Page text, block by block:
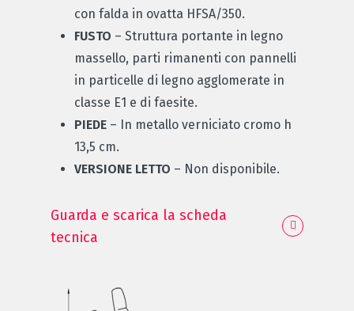
con falda in ovatta HFSA/350.
FUSTO – Struttura portante in legno
massello, parti rimanenti con pannelli
in particelle di legno agglomerate in
classe E1 e di faesite.
PIEDE – In metallo verniciato cromo h
13,5 cm.
VERSIONE LETTO – Non disponibile.
Guarda e scarica la scheda
tecnica